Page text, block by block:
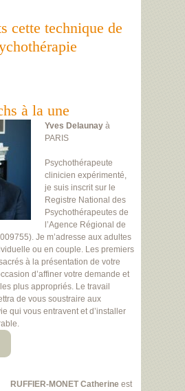
cette technique de
à la une
Yves Delaunay à
PARIS
Psychothérapeute
clinicien expérimenté,
je suis inscrit sur le
Registre National des
Psychothérapeutes de
l’Agence Régional de
Je m’adresse aux adultes
ou en couple. Les premiers
à la présentation de votre
d’affiner votre demande et
plus appropriés. Le travail
de vous soustraire aux
qui vous entravent et d’installer
RUFFIER-MONET Catherine est